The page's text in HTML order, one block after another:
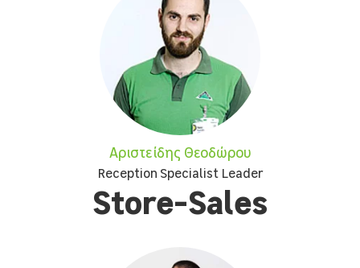
Αριστείδης Θεοδώρου
Reception Specialist Leader
Store-Sales